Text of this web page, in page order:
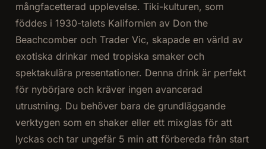
mångfacetterad upplevelse. Tiki-kulturen, som
föddes i 1930-talets Kalifornien av Don the
Beachcomber och Trader Vic, skapade en värld av
exotiska drinkar med tropiska smaker och
spektakulära presentationer. Denna drink är perfekt
för nybörjare och kräver ingen avancerad
utrustning. Du behöver bara de grundläggande
verktygen som en shaker eller ett mixglas för att
lyckas och tar ungefär 5 min att förbereda från start